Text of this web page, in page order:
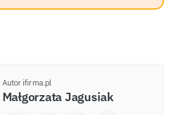
Autor ifirma.pl
Małgorzata Jagusiak